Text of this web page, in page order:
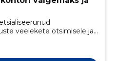
veelekete otsimisele ja